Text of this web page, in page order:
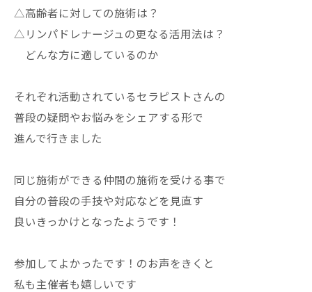
△高齢者に対しての施術は？
△リンパドレナージュの更なる活用法は？
どんな方に適しているのか
それぞれ活動されているセラピストさんの
普段の疑問やお悩みをシェアする形で
進んで行きました
同じ施術ができる仲間の施術を受ける事で
自分の普段の手技や対応などを見直す
良いきっかけとなったようです！
参加してよかったです！のお声をきくと
私も主催者も嬉しいです